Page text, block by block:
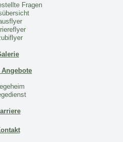
Fragen
Angebote